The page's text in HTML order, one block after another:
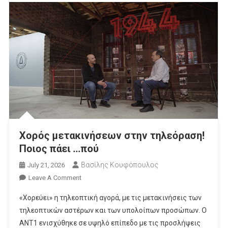
Χορός μετακινήσεων στην τηλεόραση!
Ποιος πάει …πού
July 21, 2026 Βασίλης Κουφόπουλος
Leave A CommentOn
Μετακινήσεων
Στην
Τηλεόραση!
«Χορεύει» η τηλεοπτική αγορά, με τις μετακινήσεις των
τηλεοπτικών αστέρων και των υπολοίπων προσώπων. Ο
ΑΝΤ1 ενισχύθηκε σε υψηλό επίπεδο με τις προσλήψεις